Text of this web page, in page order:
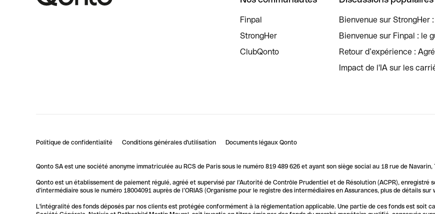
Finpal
StrongHer
ClubQonto
Bienvenue sur StrongHer
Bienvenue sur Finpal : le
Retour d’expérience :
Impact de l'IA sur les
Politique de confidentialité Conditions générales d'utilisation Documents légaux Qonto
Qonto SA est une société anonyme immatriculée au RCS de Paris sous le numéro 819 489 626 et ayant son siège social au 18 rue de Navarin,
Qonto est un établissement de paiement régulé, agréé et supervisé par l'Autorité de Contrôle Prudentiel et de Résolution (ACPR), enregistré
d’intermédiaire sous le numéro 18004091 auprès de l’ORIAS (Organisme pour le registre des intermédiaires en Assurances, plus de détails
L'intégralité des fonds déposés par nos clients est protégée conformément à la réglementation applicable. Une partie de ces fonds est soit